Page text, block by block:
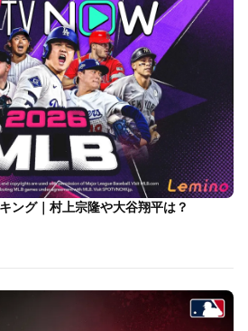
ング｜村上宗隆や大谷翔平は？